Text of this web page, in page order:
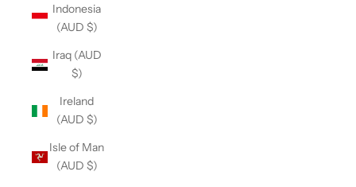
Indonesia
(AUD $)
Iraq (AUD
$)
Ireland
(AUD $)
Isle of Man
(AUD $)